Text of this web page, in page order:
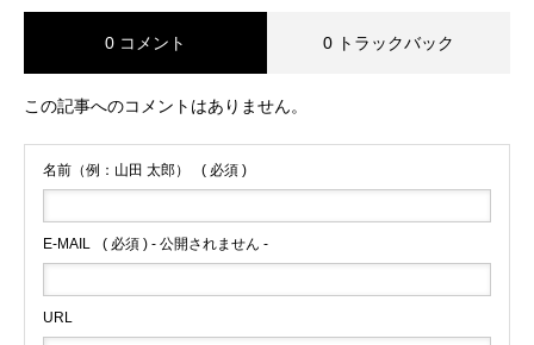
0 コメント 0 トラックバック
この記事へのコメントはありません。
名前（例：山田 太郎） ( 必須 )
E-MAIL ( 必須 ) - 公開されません -
URL